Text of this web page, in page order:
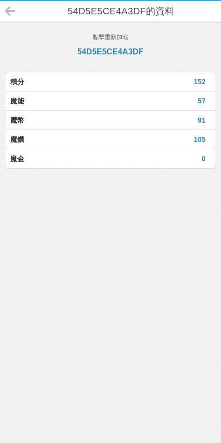
54D5E5CE4A3DF的資料
點擊重新加載
54D5E5CE4A3DF
152
積分
57
魔能
91
魔幣
105
魔鑽
0
魔金